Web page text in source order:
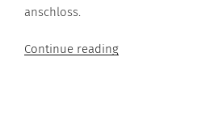
anschloss.
Continue reading“01.08.2017”